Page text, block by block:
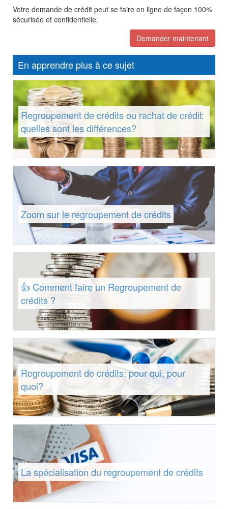
Votre demande de crédit peut se faire en ligne de façon 100%
sécurisée et confidentielle.
Demander maintenant
En apprendre plus à ce sujet
Regroupement de crédits ou rachat de crédit:
quelles sont les différences?
Zoom sur le regroupement de crédits
👍 Comment faire un Regroupement de
crédits ?
Regroupement de crédits: pour qui, pour
quoi?
La spécialisation du regroupement de crédits